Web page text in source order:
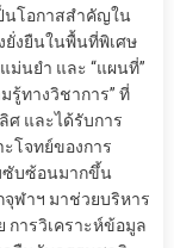
นโอกาสสำคัญใน
งยืนในพื้นที่พิเศษ
ม่นยำ และ “แผนที่”
รู้ทางวิชาการ” ที่
ศ และได้รับการ
โจทย์ของการ
ซับซ้อนมากขึ้น
จุฬาฯ มาช่วยบริหาร
การวิเคราะห์ข้อมูล